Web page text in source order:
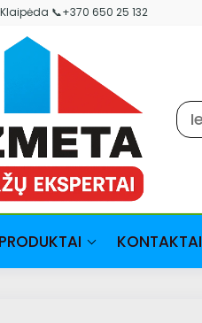
📞+370 650 25 132
PRODUKTAI KONTAKTAI